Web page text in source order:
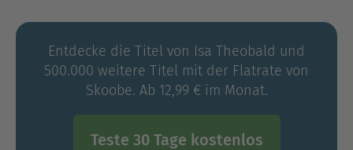
Entdecke die Titel von Isa Theobald und
500.000 weitere Titel mit der Flatrate von
Skoobe. Ab 12,99 € im Monat.
Teste 30 Tage kostenlos